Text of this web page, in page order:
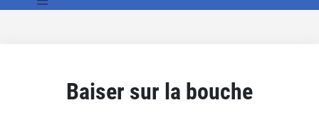
Baiser sur la bouche